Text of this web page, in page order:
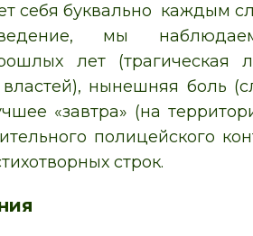
себя буквально каждым
мы
лет (трагическая
властей), нынешняя боль
«завтра» (на
полицейского
строк.